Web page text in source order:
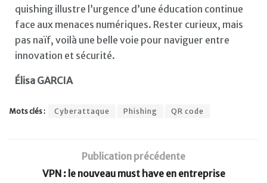
quishing illustre l’urgence d’une éducation continue
face aux menaces numériques. Rester curieux, mais
pas naïf, voilà une belle voie pour naviguer entre
innovation et sécurité.
Élisa GARCIA
Mots clés : Cyberattaque Phishing QR code
Publication précédente
VPN : le nouveau must have en entreprise